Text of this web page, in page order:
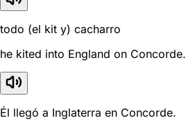
todo (el kit y) cacharro
he kited into England on Concorde.
Él llegó a Inglaterra en Concorde.